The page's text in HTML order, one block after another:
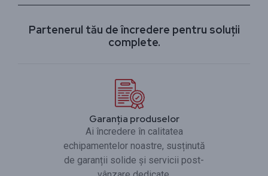
Partenerul tău de încredere pentru soluții
complete.
Garanția produselor
Ai încredere în calitatea
echipamentelor noastre, susținută
de garanții solide și servicii post-